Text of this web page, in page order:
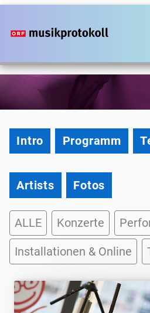
Direkt
zum
Intro
Programm
Artists Fotos
Liste-
Tag-
Filter
ALLE Konzerte
Installationen & Online